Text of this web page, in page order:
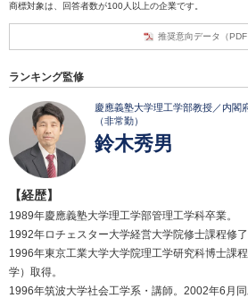
商標対象は、回答者数が100人以上の企業です。
推奨意向データ（PDF
ランキング監修
慶應義塾大学理工学部教授／内閣
（非常勤）
鈴木秀男
【経歴】
1989年慶應義塾大学理工学部管理工学科卒業。
1992年ロチェスター大学経営大学院修士課程修了
1996年東京工業大学大学院理工学研究科博士課
学）取得。
1996年筑波大学社会工学系・講師。2002年6月同